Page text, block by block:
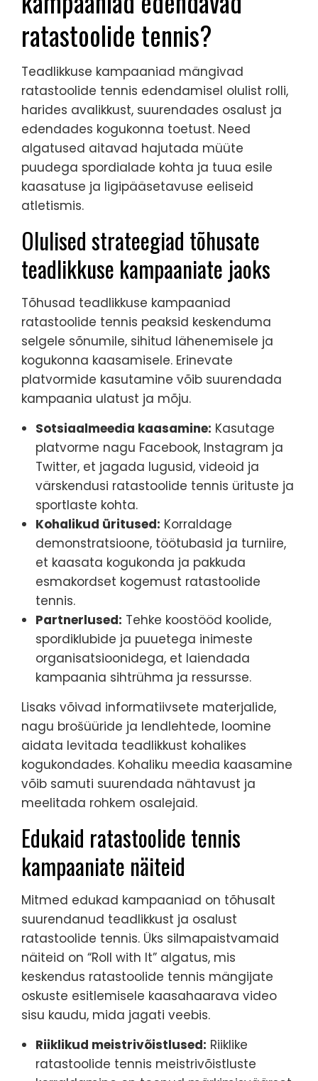
ratastoolide tennis?
Teadlikkuse kampaaniad mängivad
ratastoolide tennis edendamisel olulist rolli,
harides avalikkust, suurendades osalust ja
edendades kogukonna toetust. Need
algatused aitavad hajutada müüte
puudega spordialade kohta ja tuua esile
kaasatuse ja ligipääsetavuse eeliseid
atletismis.
Olulised strateegiad tõhusate
teadlikkuse kampaaniate jaoks
Tõhusad teadlikkuse kampaaniad
ratastoolide tennis peaksid keskenduma
selgele sõnumile, sihitud lähenemisele ja
kogukonna kaasamisele. Erinevate
platvormide kasutamine võib suurendada
kampaania ulatust ja mõju.
Sotsiaalmeedia kaasamine: Kasutage
platvorme nagu Facebook, Instagram ja
Twitter, et jagada lugusid, videoid ja
värskendusi ratastoolide tennis ürituste ja
sportlaste kohta.
Kohalikud üritused: Korraldage
demonstratsioone, töötubasid ja turniire,
et kaasata kogukonda ja pakkuda
esmakordset kogemust ratastoolide
tennis.
Partnerlused: Tehke koostööd koolide,
spordiklubide ja puuetega inimeste
organisatsioonidega, et laiendada
kampaania sihtrühma ja ressursse.
Lisaks võivad informatiivsete materjalide,
nagu brošüüride ja lendlehtede, loomine
aidata levitada teadlikkust kohalikes
kogukondades. Kohaliku meedia kaasamine
võib samuti suurendada nähtavust ja
meelitada rohkem osalejaid.
Edukaid ratastoolide tennis
kampaaniate näiteid
Mitmed edukad kampaaniad on tõhusalt
suurendanud teadlikkust ja osalust
ratastoolide tennis. Üks silmapaistvamaid
näiteid on “Roll with It” algatus, mis
keskendus ratastoolide tennis mängijate
oskuste esitlemisele kaasahaarava video
sisu kaudu, mida jagati veebis.
Riiklikud meistrivõistlused: Riiklike
ratastoolide tennis meistrivõistluste